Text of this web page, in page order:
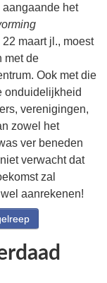
het
maart jl., moest
met de
Ook met die
onduidelijkheid
verenigingen,
zowel het
ver beneden
verwacht dat
zal
aanrekenen!